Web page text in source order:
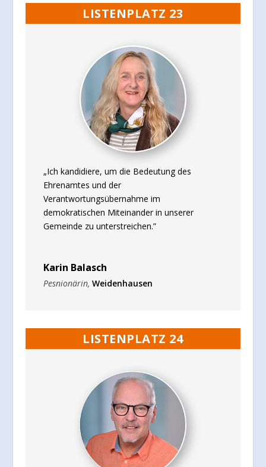
LISTENPLATZ 23
„Ich kandidiere, um die Bedeutung des
Ehrenamtes und der
Verantwortungsübernahme im
demokratischen Miteinander in unserer
Gemeinde zu unterstreichen.”
Karin Balasch
Pesnionärin, Weidenhausen
LISTENPLATZ 24